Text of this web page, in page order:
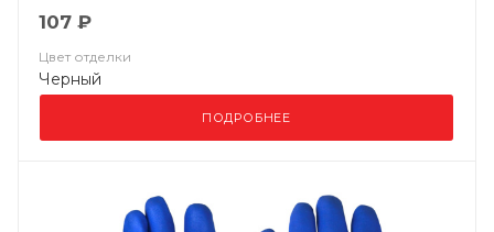
107 ₽
Цвет отделки
Черный
ПОДРОБНЕЕ